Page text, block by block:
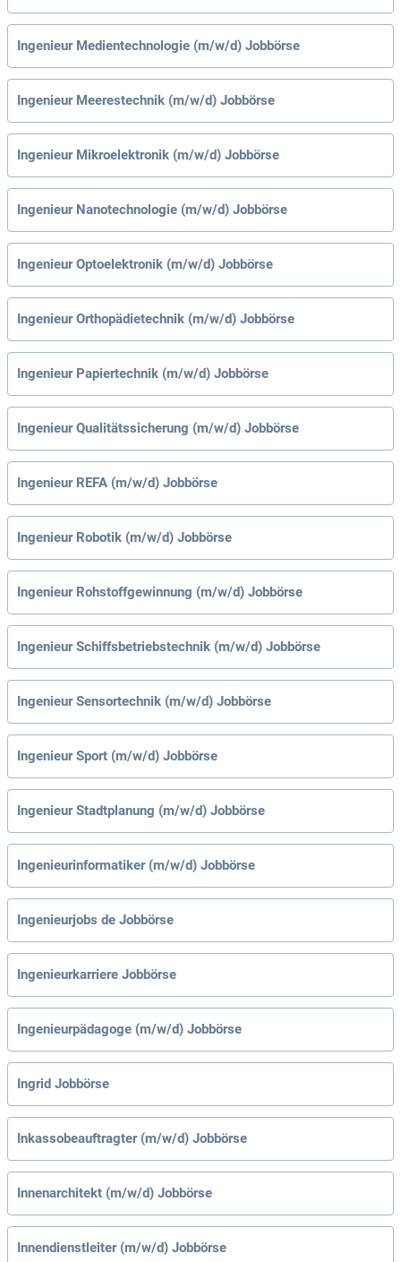
Ingenieur Medientechnologie (m/w/d) Jobbörse
Ingenieur Meerestechnik (m/w/d) Jobbörse
Ingenieur Mikroelektronik (m/w/d) Jobbörse
Ingenieur Nanotechnologie (m/w/d) Jobbörse
Ingenieur Optoelektronik (m/w/d) Jobbörse
Ingenieur Orthopädietechnik (m/w/d) Jobbörse
Ingenieur Papiertechnik (m/w/d) Jobbörse
Ingenieur Qualitätssicherung (m/w/d) Jobbörse
Ingenieur REFA (m/w/d) Jobbörse
Ingenieur Robotik (m/w/d) Jobbörse
Ingenieur Rohstoffgewinnung (m/w/d) Jobbörse
Ingenieur Schiffsbetriebstechnik (m/w/d) Jobbörse
Ingenieur Sensortechnik (m/w/d) Jobbörse
Ingenieur Sport (m/w/d) Jobbörse
Ingenieur Stadtplanung (m/w/d) Jobbörse
Ingenieurinformatiker (m/w/d) Jobbörse
Ingenieurjobs de Jobbörse
Ingenieurkarriere Jobbörse
Ingenieurpädagoge (m/w/d) Jobbörse
Ingrid Jobbörse
Inkassobeauftragter (m/w/d) Jobbörse
Innenarchitekt (m/w/d) Jobbörse
Innendienstleiter (m/w/d) Jobbörse